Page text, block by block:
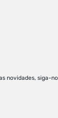
novidades, siga-